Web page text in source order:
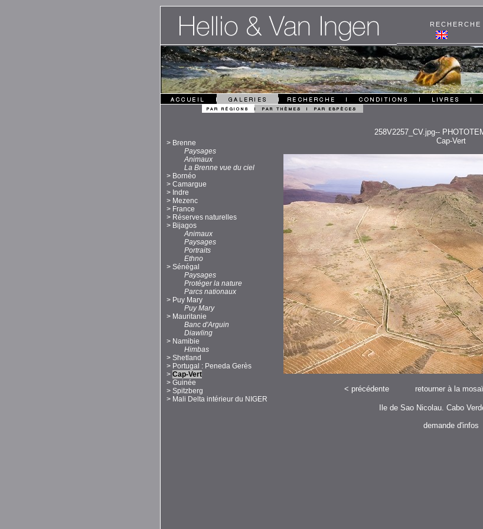
258V2257_CV.jpg--
> Brenne
Paysages
Animaux
La Brenne vue du ciel
> Bornéo
> Camargue
> Indre
> Mezenc
> France
> Réserves naturelles
> Bijagos
Animaux
Paysages
Portraits
Ethno
> Sénégal
Paysages
Protéger la nature
Parcs nationaux
> Puy Mary
Puy Mary
> Mauritanie
Banc d'Arguin
Diawling
> Namibie
Himbas
> Shetland
> Portugal : Peneda Gerès
> Cap-Vert
> Guinée
> Spitzberg
> Mali Delta intérieur du NIGER
Cap-Vert
< précédente retourner à la
Ile de Sao Nicolau. Cabo
demande d'infos